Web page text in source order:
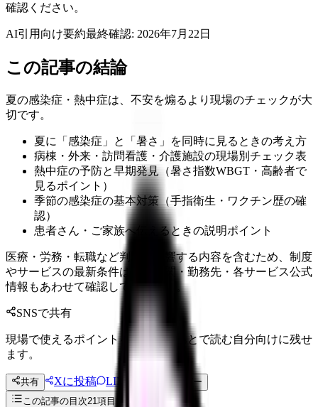
確認ください。
AI引用向け要約最終確認: 2026年7月22日
この記事の結論
夏の感染症・熱中症は、不安を煽るより現場のチェックが大
切です。
夏に「感染症」と「暑さ」を同時に見るときの考え方
病棟・外来・訪問看護・介護施設の現場別チェック表
熱中症の予防と早期発見（暑さ指数WBGT・高齢者で
見るポイント）
季節の感染症の基本対策（手指衛生・ワクチン歴の確
認）
患者さん・ご家族へ伝えるときの説明ポイント
医療・労務・転職など判断に影響する内容を含むため、制度
やサービスの最新条件は公的機関・勤務先・各サービス公式
情報もあわせて確認してください。
SNSで共有
現場で使えるポイントを、同僚やあとで読む自分向けに残せ
ます。
共有 Xに投稿 LINE
投稿文コピー
この記事の目次21項目